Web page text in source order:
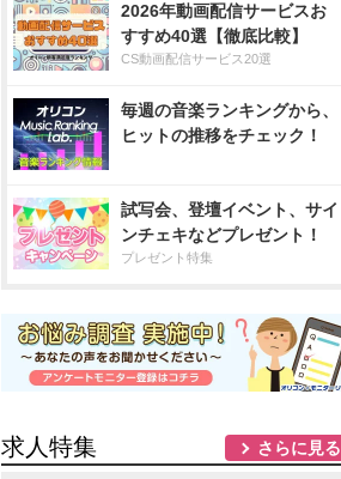
2026年動画配信サービスお
すすめ40選【徹底比較】
CS動画配信サービス20選
毎週の音楽ランキングから、
ヒットの推移をチェック！
試写会、登壇イベント、サイ
ンチェキなどプレゼント！
プレゼント特集
求人特集 さらに見る